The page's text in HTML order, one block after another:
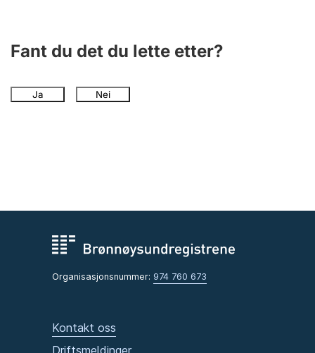
Andre tema
Fant du det du lette etter?
Ja Nei
Organisasjonsnummer: 974 760 673
Kontakt oss